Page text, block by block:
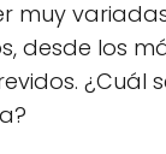
muy
desde los
¿Cuál